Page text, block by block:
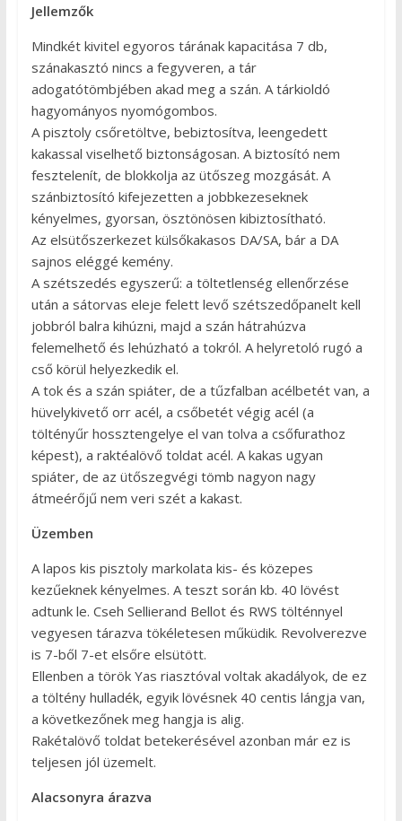
Jellemzők
Mindkét kivitel egyoros tárának kapacitása 7 db,
szánakasztó nincs a fegyveren, a tár
adogatótömbjében akad meg a szán. A tárkioldó
hagyományos nyomógombos.
A pisztoly csőretöltve, bebiztosítva, leengedett
kakassal viselhető biztonságosan. A biztosító nem
fesztelenít, de blokkolja az ütőszeg mozgását. A
szánbiztosító kifejezetten a jobbkezeseknek
kényelmes, gyorsan, ösztönösen kibiztosítható.
Az elsütőszerkezet külsőkakasos DA/SA, bár a DA
sajnos eléggé kemény.
A szétszedés egyszerű: a töltetlenség ellenőrzése
után a sátorvas eleje felett levő szétszedőpanelt kell
jobbról balra kihúzni, majd a szán hátrahúzva
felemelhető és lehúzható a tokról. A helyretoló rugó a
cső körül helyezkedik el.
A tok és a szán spiáter, de a tűzfalban acélbetét van, a
hüvelykivető orr acél, a csőbetét végig acél (a
töltényűr hossztengelye el van tolva a csőfurathoz
képest), a raktéalövő toldat acél. A kakas ugyan
spiáter, de az ütőszegvégi tömb nagyon nagy
átmeérőjű nem veri szét a kakast.
Üzemben
A lapos kis pisztoly markolata kis- és közepes
kezűeknek kényelmes. A teszt során kb. 40 lövést
adtunk le. Cseh Sellierand Bellot és RWS tölténnyel
vegyesen tárazva tökéletesen műküdik. Revolverezve
is 7-ből 7-et elsőre elsütött.
Ellenben a török Yas riasztóval voltak akadályok, de ez
a töltény hulladék, egyik lövésnek 40 centis lángja van,
a következőnek meg hangja is alig.
Rakétalövő toldat betekerésével azonban már ez is
teljesen jól üzemelt.
Alacsonyra árazva